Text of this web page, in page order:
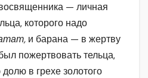
— личная
которого надо
и барана — в жертву
пожертвовать тельца,
в грехе золотого